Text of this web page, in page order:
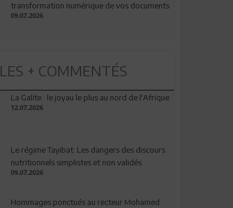
transformation numérique de vos documents
09.07.2026
LES + COMMENTÉS
La Galite : le joyau le plus au nord de l'Afrique
12.07.2026
Le régime Tayibat: Les dangers des discours
nutritionnels simplistes et non validés
09.07.2026
Hommages ponctués au recteur Mohamed